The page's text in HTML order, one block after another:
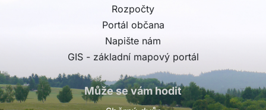
Rozpočty
Portál občana
Napište nám
GIS - základní mapový portál
Může se vám hodit